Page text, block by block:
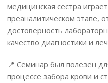
медицинская сестра
преаналитическом этапе,
достоверность
качество диагностики и
📍 Семинар был полезен
процессе забора крови и